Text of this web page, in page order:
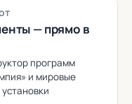
— прямо в
программ
и мировые